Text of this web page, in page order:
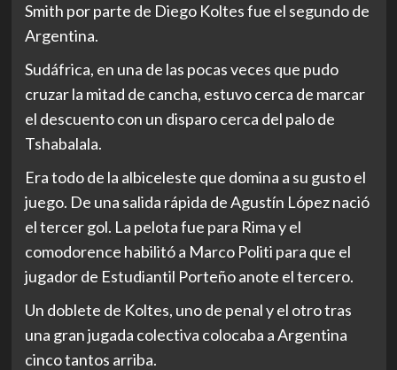
Smith por parte de Diego Koltes fue el segundo de
Argentina.
Sudáfrica, en una de las pocas veces que pudo
cruzar la mitad de cancha, estuvo cerca de marcar
el descuento con un disparo cerca del palo de
Tshabalala.
Era todo de la albiceleste que domina a su gusto el
juego. De una salida rápida de Agustín López nació
el tercer gol. La pelota fue para Rima y el
comodorence habilitó a Marco Politi para que el
jugador de Estudiantil Porteño anote el tercero.
Un doblete de Koltes, uno de penal y el otro tras
una gran jugada colectiva colocaba a Argentina
cinco tantos arriba.